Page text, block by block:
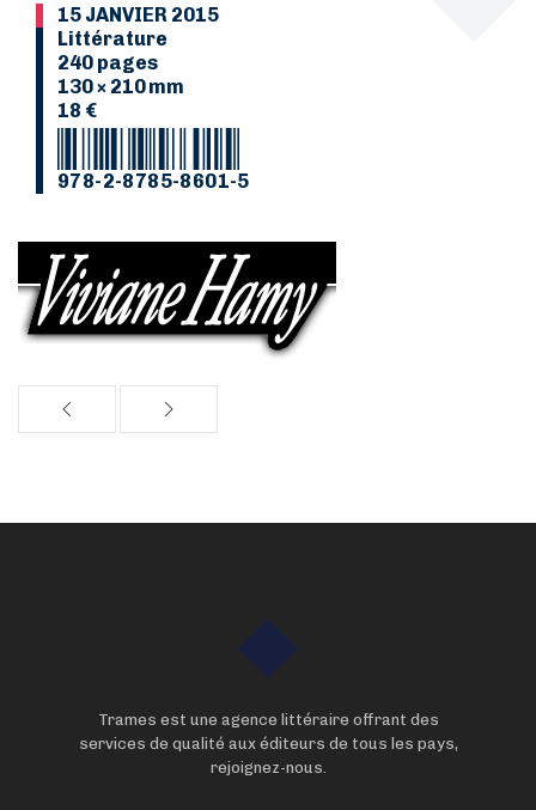
15 JANVIER 2015
Littérature
240 pages
130 × 210 mm
18 €
978-2-8785-8601-5
Trames est une agence littéraire offrant des
services de qualité aux éditeurs de tous les pays,
rejoignez-nous.